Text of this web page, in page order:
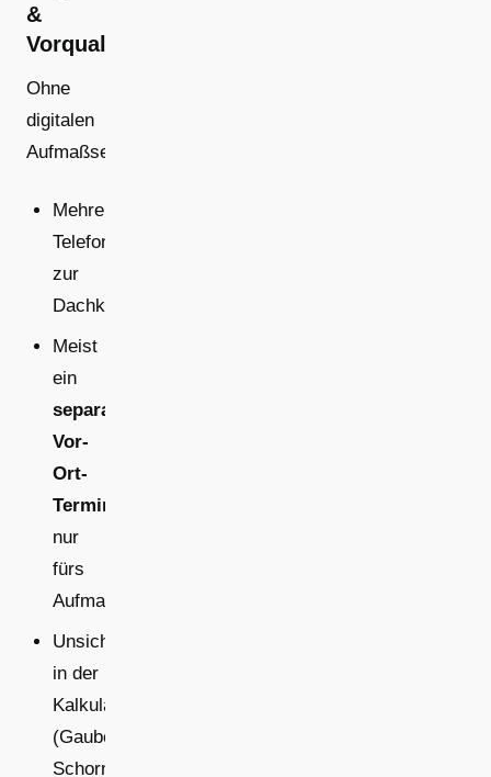
&
Vorqualifizierung
Ohne
digitalen
Aufmaßservice:
Mehrere
Telefonate
zur
Dachklärung
Meist
ein
separater
Vor-
Ort-
Termin
nur
fürs
Aufmaß
Unsicherheit
in der
Kalkulation
(Gauben,
Schornsteine,